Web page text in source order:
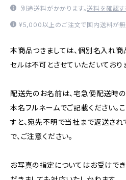
別途送料がかかります。送料を確認す
¥5,000以上のご注文で国内送料が無
本商品つきましては、個別名入れ商
セルは不可とさせていただいており
配送先のお名前は、宅急便配送時
本名フルネームでご記載ください。
すと、宛先不明で当社まで返送さ
で、ご注意ください。
お写真の指定についてはお受けで